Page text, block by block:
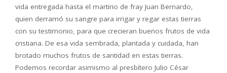
vida entregada hasta el martirio de fray Juan Bernardo,
quien derramó su sangre para irrigar y regar estas tierras
con su testimonio, para que crecieran buenos frutos de vida
cristiana. De esa vida sembrada, plantada y cuidada, han
brotado muchos frutos de santidad en estas tierras.
Podemos recordar asimismo al presbítero Julio César